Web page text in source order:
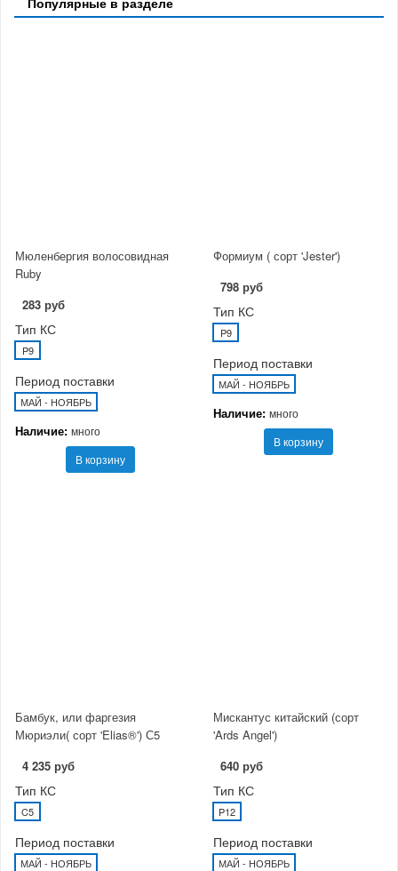
Мюленбергия волосовидная
Ruby
283 руб
Тип КС
P9
Период поставки
МАЙ - НОЯБРЬ
Наличие: много
В корзину
Формиум ( сорт 'Jester')
798 руб
Тип КС
P9
Период поставки
МАЙ - НОЯБРЬ
Наличие: много
В корзину
Бамбук, или фаргезия
Мюриэли( сорт 'Elias®') С5
4 235 руб
Тип КС
C5
Период поставки
МАЙ - НОЯБРЬ
Мискантус китайский (сорт
'Ards Angel')
640 руб
Тип КС
P12
Период поставки
МАЙ - НОЯБРЬ